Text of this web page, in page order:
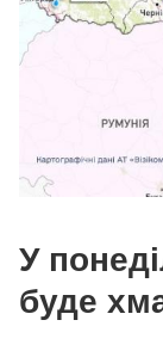
У
буде